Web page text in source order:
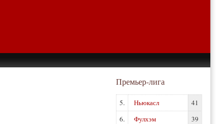
Премьер-лига
5. Ньюкасл
41
6.
Фулхэм 39